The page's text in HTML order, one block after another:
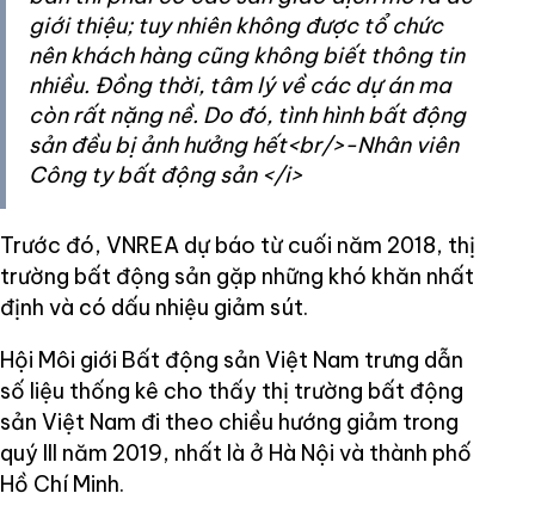
giới thiệu; tuy nhiên không được tổ chức
nên khách hàng cũng không biết thông tin
nhiều. Đồng thời, tâm lý về các dự án ma
còn rất nặng nề. Do đó, tình hình bất động
sản đều bị ảnh hưởng hết<br/>-Nhân viên
Công ty bất động sản </i>
Trước đó, VNREA dự báo từ cuối năm 2018, thị
trường bất động sản gặp những khó khăn nhất
định và có dấu nhiệu giảm sút.
Hội Môi giới Bất động sản Việt Nam trưng dẫn
số liệu thống kê cho thấy thị trường bất động
sản Việt Nam đi theo chiều hướng giảm trong
quý III năm 2019, nhất là ở Hà Nội và thành phố
Hồ Chí Minh.